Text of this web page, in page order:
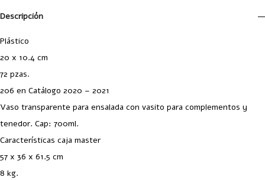
Descripción
Plástico
20 x 10.4 cm
72 pzas.
206 en Catálogo 2020 – 2021
Vaso transparente para ensalada con vasito para complementos y
tenedor. Cap: 700ml.
Características caja master
57 x 36 x 61.5 cm
8 kg.